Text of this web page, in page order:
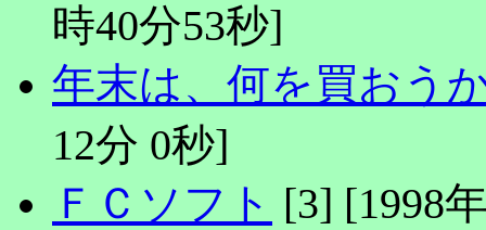
時40分53秒]
年末は、何を買おう
12分 0秒]
ＦＣソフト [3] [1998